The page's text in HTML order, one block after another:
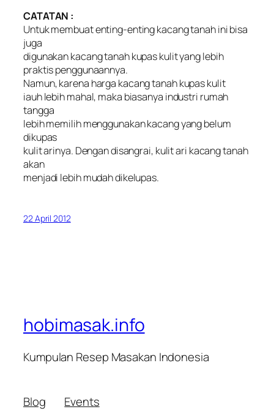
CATATAN :
Untuk membuat enting-enting kacang tanah ini bisa
juga
digunakan kacang tanah kupas kulit yang lebih
praktis penggunaannya.
Namun, karena harga kacang tanah kupas kulit
iauh lebih mahal, maka biasanya industri rumah
tangga
lebih memilih menggunakan kacang yang belum
dikupas
kulit arinya. Dengan disangrai, kulit ari kacang tanah
akan
menjadi lebih mudah dikelupas.
22 April 2012
hobimasak.info
Kumpulan Resep Masakan Indonesia
Blog
Events